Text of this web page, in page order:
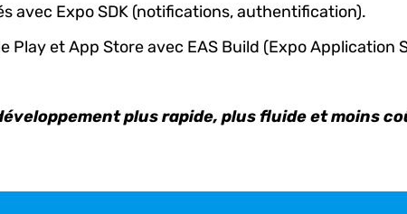
avec Expo SDK (notifications, authentification).
Play et App Store avec EAS Build (Expo Application
plus rapide, plus fluide et moins